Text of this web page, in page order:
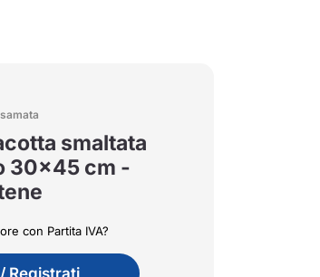
smaltata
30x45 cm -
con Partita IVA?
Registrati